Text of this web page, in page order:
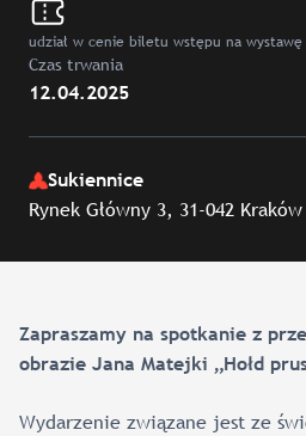
Zapraszamy na spotkanie z
obrazie Jana Matejki „Hołd
Wydarzenie związane jest ze
udział w cenie biletu wstępu na wystawę
Czas trwania
12.04.2025
Sukiennice
Rynek Główny 3, 31-042 Kraków